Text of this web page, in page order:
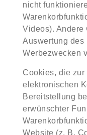
nicht
Videos). Andere
Auswertung des
Werbezwecken
Cookies, die zur
elektronischen
Bereitstellung
erwünschter
Website (z. B.